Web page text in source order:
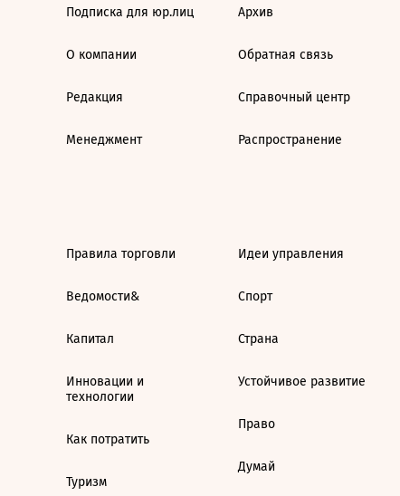
Подписка для юр.лиц
О компании
Редакция
Менеджмент
Архив
Обратная связь
Справочный центр
Распространение
Правила торговли
Ведомости&
Капитал
Инновации и
технологии
Как потратить
Туризм
Идеи управления
Спорт
Страна
Устойчивое развитие
Право
Думай